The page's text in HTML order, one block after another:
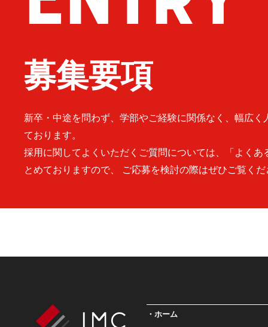
募集要項
新卒・中途を問わず、学部やご経験に関係なく、幅広く
ております。
採用に関してよくいただくご質問については、「よくあ
とめておりますので、 ご応募を検討の際はぜひご覧く
ホーム